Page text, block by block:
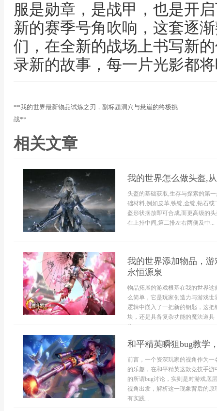
服是勋章，是战甲，也是开
新的赛季号角吹响，这套逐
们，在全新的战场上书写新
录新的故事，每一片光影都
**我的世界最新物品试炼之刃，副标题洞穴与悬崖的终极挑
战**
相关文章
我的世界怎么做头盔,
头盔的基础获取,生存与探索的第
础材料,例如皮革,铁锭,金锭,钻石
盔形状摆放即可合成,而更高级的
在上排中间,第二排左右两侧及中...
我的世界添加物品，
永恒源泉
物品拓展的游戏根基在我的世界
么简单，它是玩家创造力与游戏
逻辑中嵌入了一把新的钥匙，这
块，还是具备复杂功能的魔法道
集，...
和平精英瞬狙bug教学
前言，一个资深玩家的视角作为
的乐趣，在和平精英这款竞技手
的所谓bug讨论，实则是对游戏底
视角出发，解析这一现象背后的
有实践...